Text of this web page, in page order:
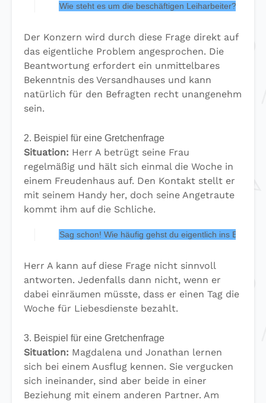
Wie steht es um die beschäftigen Leiharbeiter?
Der Konzern wird durch diese Frage direkt auf
das eigentliche Problem angesprochen. Die
Beantwortung erfordert ein unmittelbares
Bekenntnis des Versandhauses und kann
natürlich für den Befragten recht unangenehm
sein.
2. Beispiel für eine Gretchenfrage
Situation: Herr A betrügt seine Frau
regelmäßig und hält sich einmal die Woche in
einem Freudenhaus auf. Den Kontakt stellt er
mit seinem Handy her, doch seine Angetraute
kommt ihm auf die Schliche.
Sag schon! Wie häufig gehst du eigentlich ins Bordell?
Herr A kann auf diese Frage nicht sinnvoll
antworten. Jedenfalls dann nicht, wenn er
dabei einräumen müsste, dass er einen Tag die
Woche für Liebesdienste bezahlt.
3. Beispiel für eine Gretchenfrage
Situation: Magdalena und Jonathan lernen
sich bei einem Ausflug kennen. Sie vergucken
sich ineinander, sind aber beide in einer
Beziehung mit einem anderen Partner. Am